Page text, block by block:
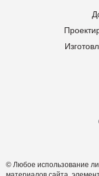
© Любое использование